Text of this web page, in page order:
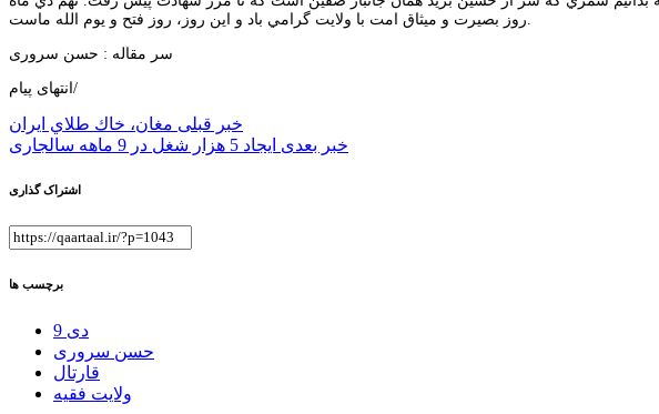
سر مقاله : حسن سروری
انتهای پیام/
راهبری
نوشته
خبر قبلی مغان، خاك طلاي ايران
خبر بعدی ایجاد 5 هزار شغل در 9 ماهه سالجاری
اشتراک گذاری
برچسب ها
9 دی
حسن سروری
قارتال
ولایت فقیه